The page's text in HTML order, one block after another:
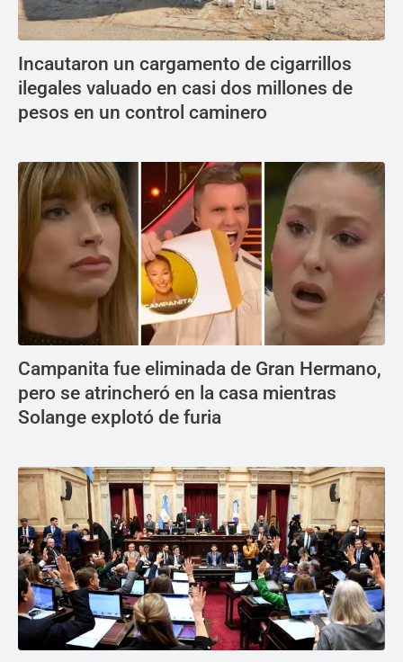
Incautaron un cargamento de cigarrillos
ilegales valuado en casi dos millones de
pesos en un control caminero
Campanita fue eliminada de Gran Hermano,
pero se atrincheró en la casa mientras
Solange explotó de furia